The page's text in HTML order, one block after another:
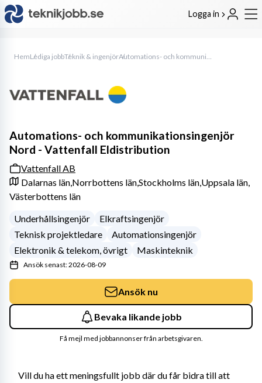
Logga in
HemLediga jobbTeknik & ingenjör Automations- och kommunikationsingenjör Nord - Vattenfall Eldistribution
Vill du ha ett meningsfullt jobb där du får bidra till att
Automations- och kommunikationsingenjör
Nord - Vattenfall Eldistribution
Vattenfall AB
Dalarnas län,Norrbottens län,Stockholms län,Uppsala län,
Västerbottens län
Underhållsingenjör
Elkraftsingenjör
Teknisk projektledare
Automationsingenjör
Elektronik & telekom, övrigt
Maskinteknik
Ansök senast: 2026-08-09
Ansök nu
Bevaka likande jobb
Få mejl med jobbannonser från arbetsgivaren.